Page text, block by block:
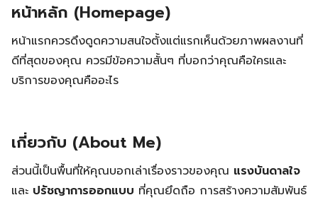
หน้าหลัก (Homepage)
หน้าแรกควรดึงดูดความสนใจตั้งแต่แรกเห็นด้วยภาพผลงานที่
ดีที่สุดของคุณ ควรมีข้อความสั้นๆ ที่บอกว่าคุณคือใครและ
บริการของคุณคืออะไร
เกี่ยวกับ (About Me)
ส่วนนี้เป็นพื้นที่ให้คุณบอกเล่าเรื่องราวของคุณ แรงบันดาลใจ
และ ปรัชญาการออกแบบ ที่คุณยึดถือ การสร้างความสัมพันธ์